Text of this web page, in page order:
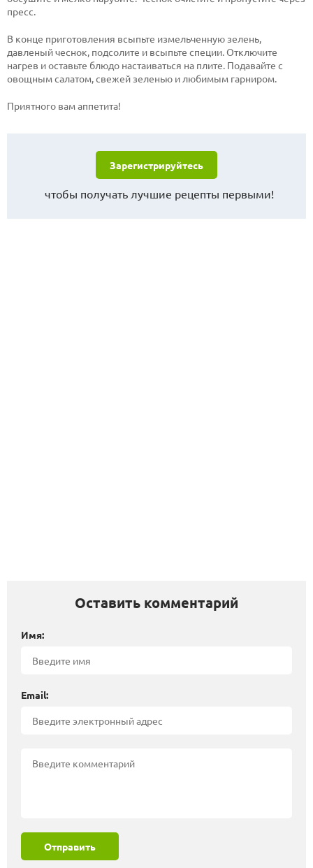
пресс.
В конце приготовления всыпьте измельченную зелень,
давленый чеснок, подсолите и всыпьте специи. Отключите
нагрев и оставьте блюдо настаиваться на плите. Подавайте с
овощным салатом, свежей зеленью и любимым гарниром.
Приятного вам аппетита!
Зарегистрируйтесь
чтобы получать лучшие рецепты первыми!
Оставить комментарий
Имя:
Email:
Отправить